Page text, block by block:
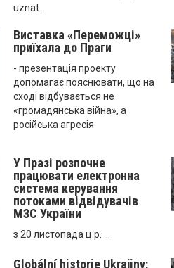
uznat.
Виставка «Переможці»
приїхала до Праги
- презентація проекту
допомагає пояснювати, що на
сході відбувається не
«громадянська війна», а
російська агресія
У Празі розпочне
працювати електронна
система керування
потоками відвідувачів
МЗС України
з 20 листопада ц.р. ...
Globální historie Ukrajiny: